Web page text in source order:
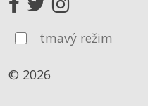
tmavý režim
© 2026